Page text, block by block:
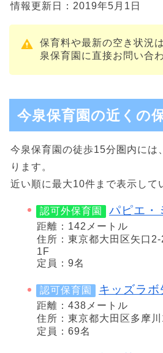
情報更新日：2019年5月1日
保育料や最新の空き状況
泉保育園に直接お問い合
今泉保育園の近くの
今泉保育園の徒歩15分圏内には
ります。
近い順に最大10件まで表示して
認可外保育園 パピエ・
距離：142メートル
住所：東京都大田区矢口
1F
定員：9名
認可保育園 キッズラボ
距離：438メートル
住所：東京都大田区多摩
定員：69名